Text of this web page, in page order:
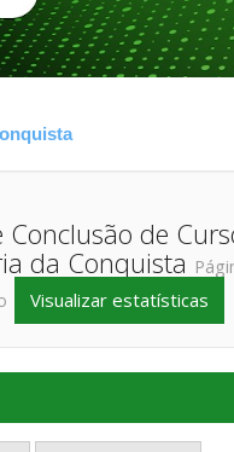
de
da Conquista
Visualizar estatísticas